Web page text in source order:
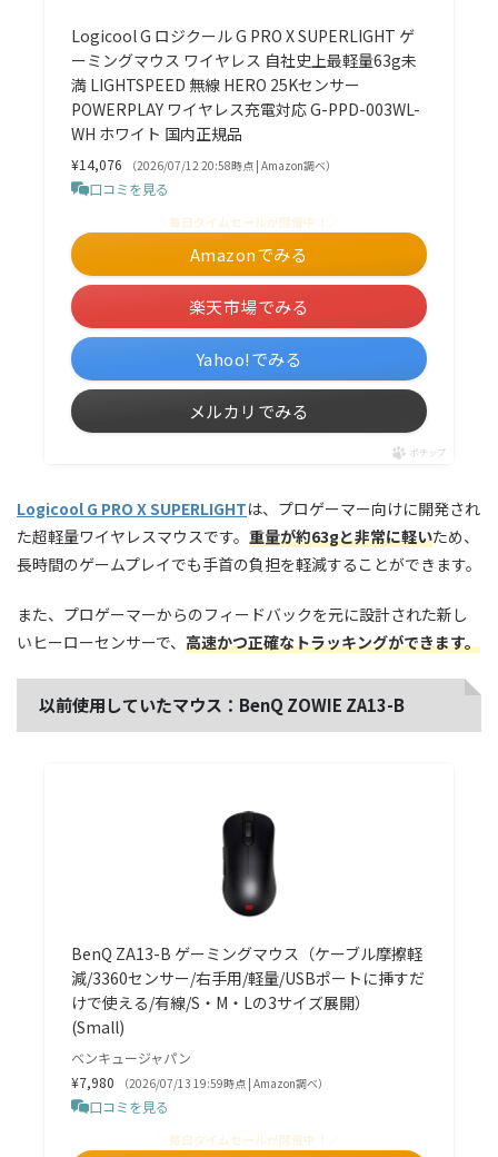
Logicool G ロジクール G PRO X SUPERLIGHT ゲ
ーミングマウス ワイヤレス 自社史上最軽量63g未
満 LIGHTSPEED 無線 HERO 25Kセンサー
POWERPLAY ワイヤレス充電対応 G-PPD-003WL-
WH ホワイト 国内正規品
¥14,076 （2026/07/12 20:58時点 | Amazon調べ）
口コミを見る
＼毎日タイムセールが開催中！／
Amazonでみる
楽天市場でみる
Yahoo!でみる
メルカリでみる
ポチップ
Logicool G PRO X SUPERLIGHTは、プロゲーマー向けに開発され
た超軽量ワイヤレスマウスです。 重量が約63gと非常に軽いため、
長時間のゲームプレイでも手首の負担を軽減することができます。
また、プロゲーマーからのフィードバックを元に設計された新し
いヒーローセンサーで、 高速かつ正確なトラッキングができます。
以前使用していたマウス：BenQ ZOWIE ZA13-B
BenQ ZA13-B ゲーミングマウス（ケーブル摩擦軽
減/3360センサー/右手用/軽量/USBポートに挿すだ
けで使える/有線/S・M・Lの3サイズ展開）
(Small)
ベンキュージャパン
¥7,980
（2026/07/13 19:59時点 | Amazon調べ）
口コミを見る
＼毎日タイムセールが開催中！／